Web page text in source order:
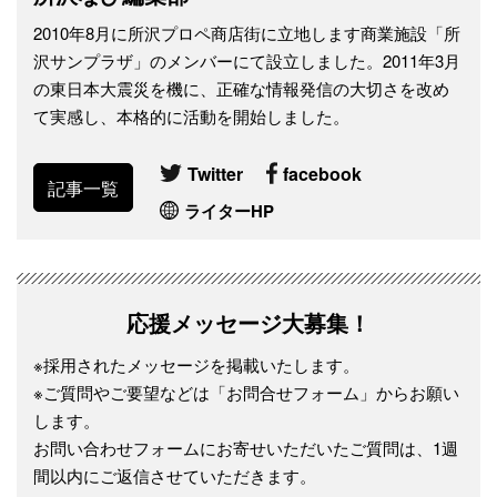
2010年8月に所沢プロペ商店街に立地します商業施設「所
沢サンプラザ」のメンバーにて設立しました。2011年3月
の東日本大震災を機に、正確な情報発信の大切さを改め
て実感し、本格的に活動を開始しました。
記事一覧
Twitter facebook
ライターHP
応援メッセージ大募集！
※採用されたメッセージを掲載いたします。
※ご質問やご要望などは「お問合せフォーム」からお願い
します。
お問い合わせフォームにお寄せいただいたご質問は、1週
間以内にご返信させていただきます。